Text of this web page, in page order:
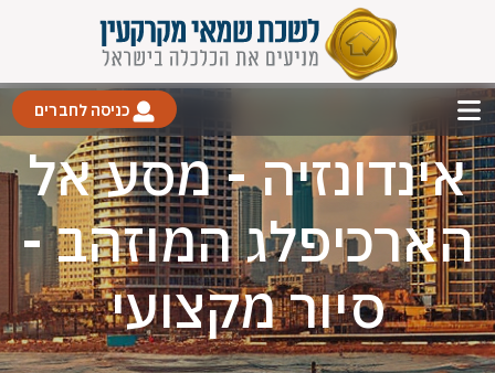
כניסה לחברים
אינדונזיה - מסע אל
הארכיפלג המוזהב -
סיור מקצועי